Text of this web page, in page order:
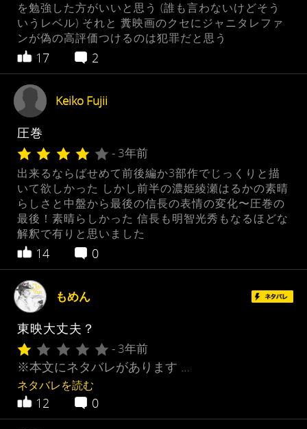
を勉強した方がいいと思う (誰も言わないけどそう
いうレベル) それと 糞映画のクセにジャニタレファ
ンが偽の高評価つけるのは犯罪だと思う
17 2
Keiko Fujii
圧巻
- 3年前
出来るならばせめて前後編か3部作でじっくりと描
いて欲しかった しかし前半の濃姫綾瀬はるかの素晴
らしさと中盤から最後の信長の表情の変化〜圧巻の
最後！素晴らしかった 信長も明智光秀もなるほどな
解釈で有りと思いました
14 0
もめん
東映大丈夫？
- 3年前
※本文にネタバレがあります …
ネタバレを読む
12 0